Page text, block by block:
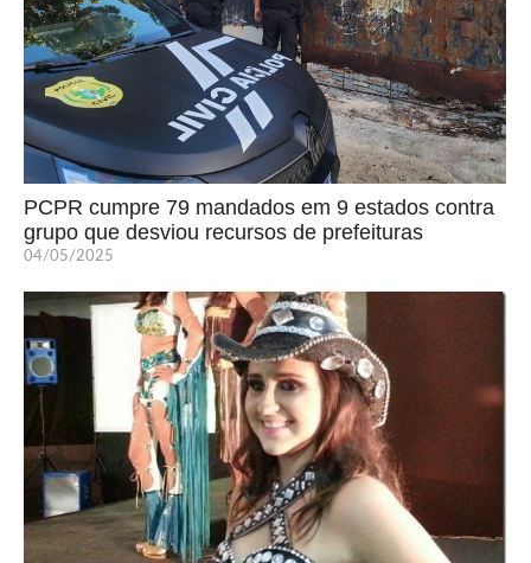
PCPR cumpre 79 mandados em 9 estados contra
grupo que desviou recursos de prefeituras
04/05/2025